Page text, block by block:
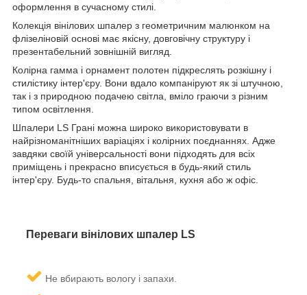
оформлення в сучасному стилі.
Колекція вінілових шпалер з геометричним малюнком на
флізеліновій основі має якісну, довговічну структуру і
презентабельний зовнішній вигляд.
Колірна гамма і орнамент полотен підкреслять розкішну і
стилістику інтер'єру. Вони вдало компаніруют як зі штучною,
так і з природною подачею світла, вміло граючи з різним
типом освітлення.
Шпалери LS Грані можна широко використовувати в
найрізноманітніших варіаціях і колірних поєднаннях. Адже
завдяки своїй універсальності вони підходять для всіх
приміщень і прекрасно вписується в будь-який стиль
інтер'єру. Будь-то спальня, вітальня, кухня або ж офіс.
Переваги вінілових шпалер LS
Не вбирають вологу і запахи.